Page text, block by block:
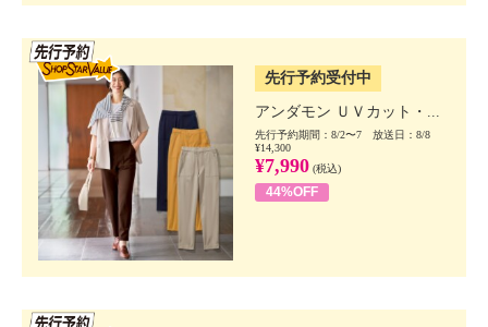
先行予約受付中
アンダモン ＵＶカット・...
先行予約期間：8/2〜7 放送日：8/8
¥14,300
¥7,990 (税込)
44%OFF